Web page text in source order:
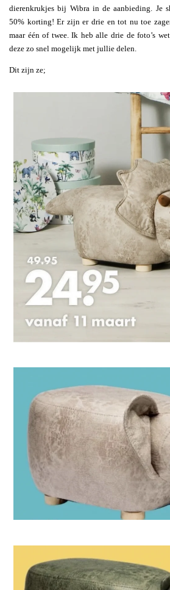
dierenkrukjes bij Wibra in de aanbieding. Je
50% korting! Er zijn er drie en tot nu toe
maar één of twee. Ik heb alle drie de foto’s
deze zo snel mogelijk met jullie delen.
Dit zijn ze;